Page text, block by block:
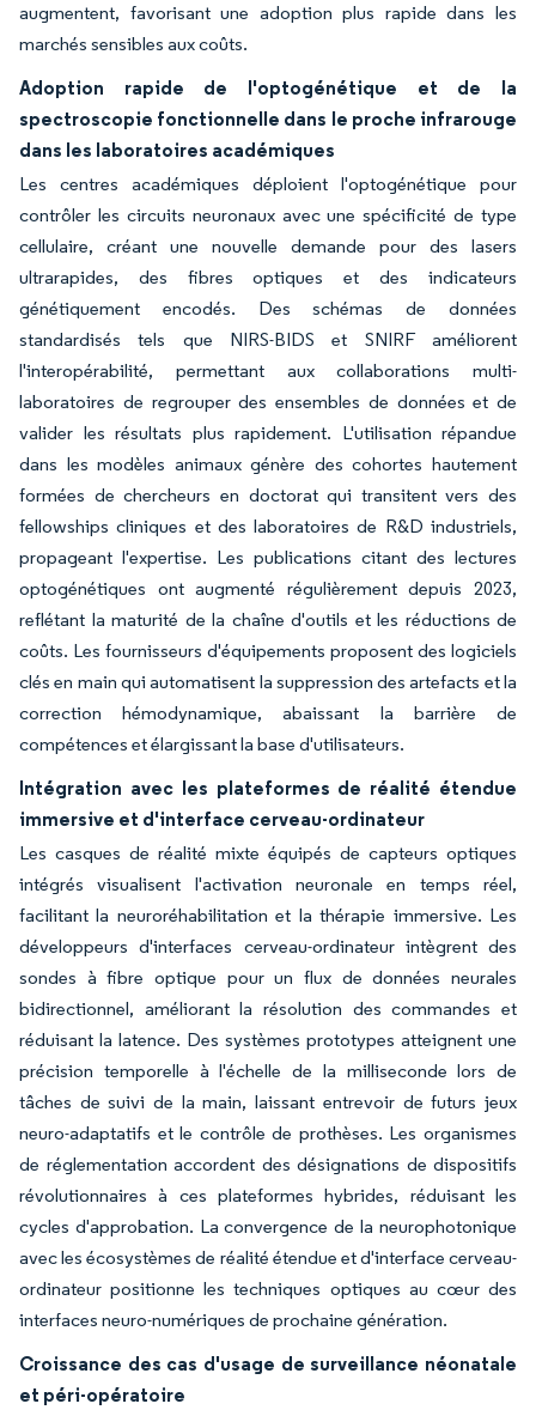
augmentent, favorisant une adoption plus rapide dans les
marchés sensibles aux coûts.
Adoption rapide de l'optogénétique et de la
spectroscopie fonctionnelle dans le proche infrarouge
dans les laboratoires académiques
Les centres académiques déploient l'optogénétique pour
contrôler les circuits neuronaux avec une spécificité de type
cellulaire, créant une nouvelle demande pour des lasers
ultrarapides, des fibres optiques et des indicateurs
génétiquement encodés. Des schémas de données
standardisés tels que NIRS-BIDS et SNIRF améliorent
l'interopérabilité, permettant aux collaborations multi-
laboratoires de regrouper des ensembles de données et de
valider les résultats plus rapidement. L'utilisation répandue
dans les modèles animaux génère des cohortes hautement
formées de chercheurs en doctorat qui transitent vers des
fellowships cliniques et des laboratoires de R&D industriels,
propageant l'expertise. Les publications citant des lectures
optogénétiques ont augmenté régulièrement depuis 2023,
reflétant la maturité de la chaîne d'outils et les réductions de
coûts. Les fournisseurs d'équipements proposent des logiciels
clés en main qui automatisent la suppression des artefacts et la
correction hémodynamique, abaissant la barrière de
compétences et élargissant la base d'utilisateurs.
Intégration avec les plateformes de réalité étendue
immersive et d'interface cerveau-ordinateur
Les casques de réalité mixte équipés de capteurs optiques
intégrés visualisent l'activation neuronale en temps réel,
facilitant la neuroréhabilitation et la thérapie immersive. Les
développeurs d'interfaces cerveau-ordinateur intègrent des
sondes à fibre optique pour un flux de données neurales
bidirectionnel, améliorant la résolution des commandes et
réduisant la latence. Des systèmes prototypes atteignent une
précision temporelle à l'échelle de la milliseconde lors de
tâches de suivi de la main, laissant entrevoir de futurs jeux
neuro-adaptatifs et le contrôle de prothèses. Les organismes
de réglementation accordent des désignations de dispositifs
révolutionnaires à ces plateformes hybrides, réduisant les
cycles d'approbation. La convergence de la neurophotonique
avec les écosystèmes de réalité étendue et d'interface cerveau-
ordinateur positionne les techniques optiques au cœur des
interfaces neuro-numériques de prochaine génération.
Croissance des cas d'usage de surveillance néonatale
et péri-opératoire